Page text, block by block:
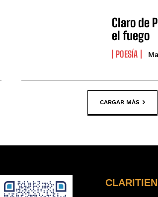
Claro de
el fuego
POESÍA
CARGAR MÁS